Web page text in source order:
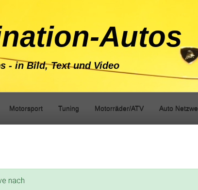
Autos
- in Bild, Text und Video
Motorsport Tuning Motorräder/ATV Auto
nach